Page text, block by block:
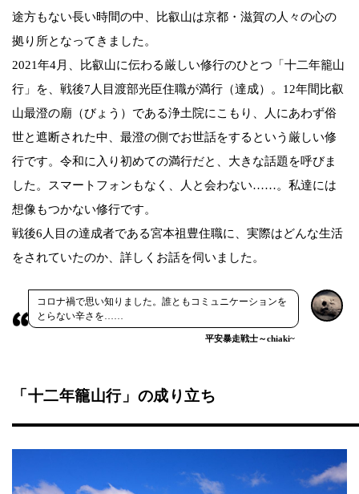
途方もない長い時間の中、比叡山は京都・滋賀の人々の心の
拠り所となってきました。
2021年4月、比叡山に伝わる厳しい修行のひとつ「十二年籠山
行」を、戦後7人目渡部光臣住職が満行（達成）。12年間比叡
山最澄の廟（びょう）である浄土院にこもり、人にあわず俗
世と遮断された中、最澄の側でお世話をするという厳しい修
行です。令和に入り初めての満行だと、大きな話題を呼びま
した。スマートフォンもなく、人と会わない……。私達には
想像もつかない修行です。
戦後6人目の達成者である宮本祖豊住職に、実際はどんな生活
をされていたのか、詳しくお話を伺いました。
コロナ禍で思い知りました。誰ともコミュニケーションを
とらない辛さを……
平安暴走戦士～chiaki~
「十二年籠山行」の成り立ち